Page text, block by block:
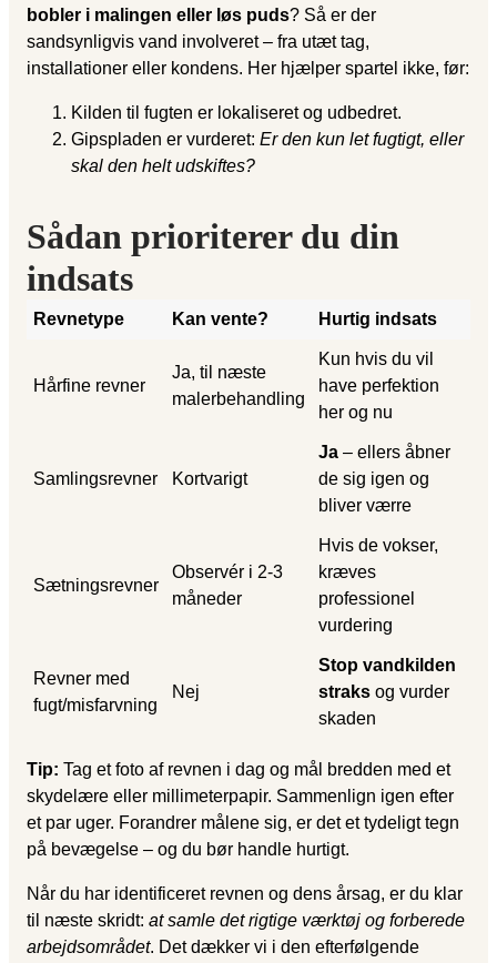
bobler i malingen eller løs puds? Så er der
sandsynligvis vand involveret – fra utæt tag,
installationer eller kondens. Her hjælper spartel ikke, før:
Kilden til fugten er lokaliseret og udbedret.
Gipspladen er vurderet: Er den kun let fugtigt, eller
skal den helt udskiftes?
Sådan prioriterer du din
indsats
Revnetype Kan vente? Hurtig indsats
Hårfine revner
Ja, til næste
malerbehandling
Kun hvis du vil
have perfektion
her og nu
Samlingsrevner Kortvarigt
Ja – ellers åbner
de sig igen og
bliver værre
Sætningsrevner
Observér i 2-3
måneder
Hvis de vokser,
kræves
professionel
vurdering
Revner med
fugt/misfarvning
Nej
Stop vandkilden
straks og vurder
skaden
Tip: Tag et foto af revnen i dag og mål bredden med et
skydelære eller millimeterpapir. Sammenlign igen efter
et par uger. Forandrer målene sig, er det et tydeligt tegn
på bevægelse – og du bør handle hurtigt.
Når du har identificeret revnen og dens årsag, er du klar
til næste skridt: at samle det rigtige værktøj og forberede
arbejdsområdet. Det dækker vi i den efterfølgende